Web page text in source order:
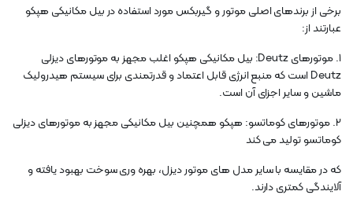
برخی از برندهای اصلی موتور و گیربکس مورد استفاده در بیل مکانیکی هپکو
عبارتند از:
1. موتورهای Deutz: بیل مکانیکی هپکو اغلب مجهز به موتورهای دیزلی
Deutz است که منبع انرژی قابل اعتماد و قدرتمندی برای سیستم هیدرولیک
ماشین و سایر اجزای آن است.
2. موتورهای کوماتسو: هپکو همچنین بیل مکانیکی مجهز به موتورهای دیزلی
کوماتسو تولید می کند
که در مقایسه با سایر مدل های موتور دیزل، بهره وری سوخت بهبود یافته و
آلایندگی کمتری دارند.